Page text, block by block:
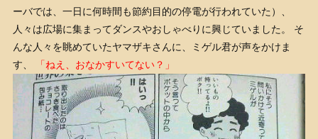
ーバでは、一日に何時間も節約目的の停電が行われていた）、
人々は広場に集まってダンスやおしゃべりに興じていました。 そ
んな人々を眺めていたヤマザキさんに、ミゲル君が声をかけま
す、
「ねえ、おなかすいてない？」